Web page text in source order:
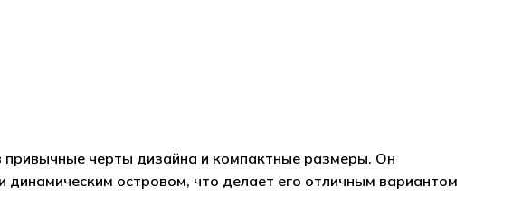
привычные черты дизайна и компактные размеры. Он
островом, что делает его отличным вариантом